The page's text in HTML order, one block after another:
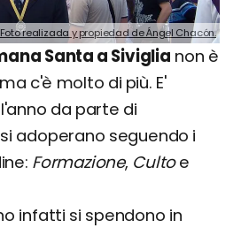
realizada y propiedad de Ángel Chacón.
Santa a Siviglia non è
c'è molto di più. E'
da parte di
adoperano seguendo i
Formazione, Cultoe
infatti si spendono in